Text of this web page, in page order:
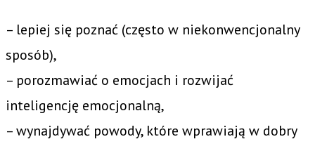
– lepiej się poznać (często w niekonwencjonalny
sposób),
– porozmawiać o emocjach i rozwijać
inteligencję emocjonalną,
– wynajdywać powody, które wprawiają w dobry